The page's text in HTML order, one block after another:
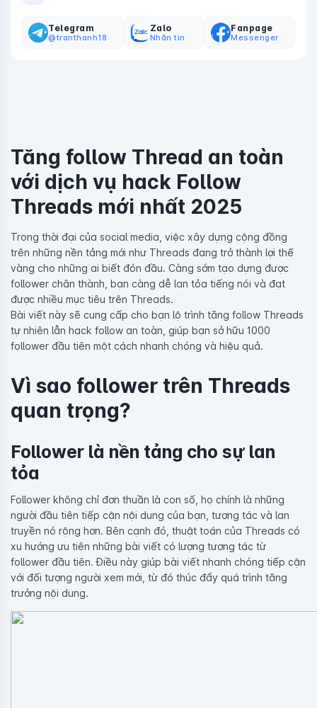
Telegram
@tranthanh18
Zalo
Nhắn tin
Fanpage
Messenger
Tăng follow Thread an toàn
với dịch vụ hack Follow
Threads mới nhất 2025
Trong thời đại của social media, việc xây dựng cộng đồng
trên những nền tảng mới như Threads đang trở thành lợi thế
vàng cho những ai biết đón đầu. Càng sớm tạo dựng được
follower chân thành, bạn càng dễ lan tỏa tiếng nói và đạt
được nhiều mục tiêu trên Threads.
Bài viết này sẽ cung cấp cho bạn lộ trình tăng follow Threads
tự nhiên lẫn hack follow an toàn, giúp bạn sở hữu 1000
follower đầu tiên một cách nhanh chóng và hiệu quả.
Vì sao follower trên Threads
quan trọng?
Follower là nền tảng cho sự lan
tỏa
Follower không chỉ đơn thuần là con số, họ chính là những
người đầu tiên tiếp cận nội dung của bạn, tương tác và lan
truyền nó rộng hơn. Bên cạnh đó, thuật toán của Threads có
xu hướng ưu tiên những bài viết có lượng tương tác từ
follower đầu tiên. Điều này giúp bài viết nhanh chóng tiếp cận
với đối tượng người xem mới, từ đó thúc đẩy quá trình tăng
trưởng nội dung.